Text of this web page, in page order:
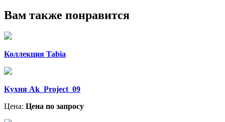
Вам также понравится
Коллекция Tabia
Кухня Ak_Project_09
Цена: Цена по запросу